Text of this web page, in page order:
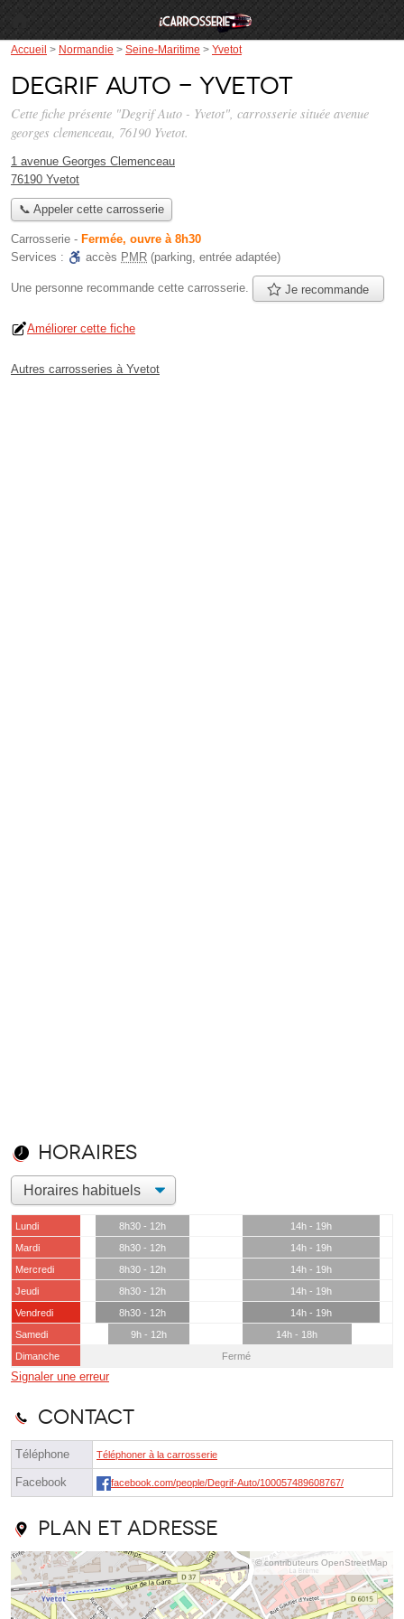
Accueil > Normandie > Seine-Maritime > Yvetot
Degrif Auto - Yvetot
Cette fiche présente "Degrif Auto - Yvetot", carrosserie située avenue
georges clemenceau, 76190 Yvetot.
1 avenue Georges Clemenceau
76190 Yvetot
📞 Appeler cette carrosserie
Carrosserie - Fermée, ouvre à 8h30
Services :
accès PMR (parking, entrée adaptée)
Une personne recommande cette carrosserie. Je recommande
Améliorer cette fiche
Autres carrosseries à Yvetot
Horaires
Lundi 8h30 - 12h
14h - 19h
Mardi
8h30 - 12h
14h - 19h
Mercredi
8h30 - 12h
14h - 19h
Jeudi
8h30 - 12h
14h - 19h
Vendredi
8h30 - 12h
14h - 19h
Samedi
9h - 12h
14h - 18h
Dimanche
Fermé
Signaler une erreur
Contact
Téléphone Téléphoner à la carrosserie
Facebook facebook.com/people/Degrif-Auto/100057489608767/
Plan et adresse
© contributeurs OpenStreetMap